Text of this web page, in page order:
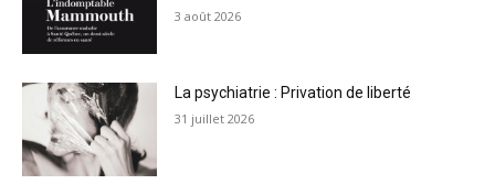
3 août 2026
La psychiatrie : Privation de liberté
31 juillet 2026